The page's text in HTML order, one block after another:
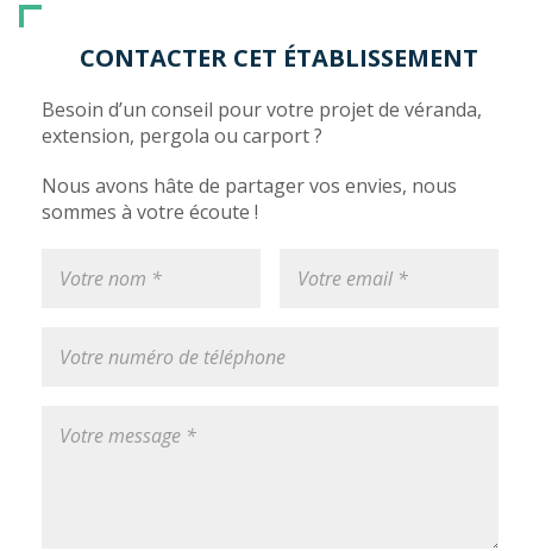
CONTACTER CET ÉTABLISSEMENT
Besoin d’un conseil pour votre projet de véranda,
extension, pergola ou carport ?
Nous avons hâte de partager vos envies, nous
sommes à votre écoute !